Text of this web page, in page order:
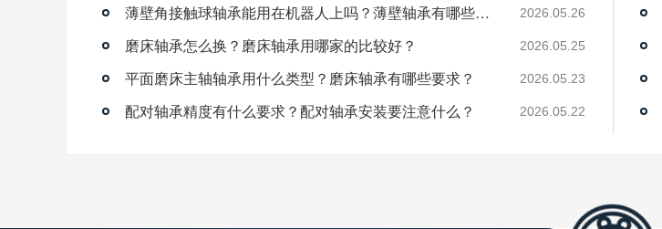
薄壁角接触球轴承能用在机器人上吗？薄壁轴承有哪些优点？ 2026.05.26
磨床轴承怎么换？磨床轴承用哪家的比较好？ 2026.05.25
平面磨床主轴轴承用什么类型？磨床轴承有哪些要求？ 2026.05.23
配对轴承精度有什么要求？配对轴承安装要注意什么？ 2026.05.22